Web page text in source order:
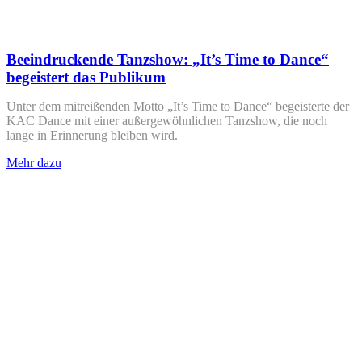
Beeindruckende Tanzshow: „It’s Time to Dance“
begeistert das Publikum
Unter dem mitreißenden Motto „It’s Time to Dance“ begeisterte der
KAC Dance mit einer außergewöhnlichen Tanzshow, die noch
lange in Erinnerung bleiben wird.
Mehr dazu